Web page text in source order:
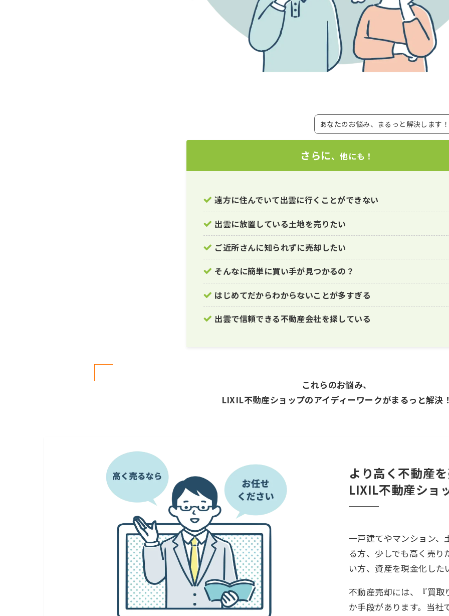
あなたのお悩み、まるっと解決します！
さらに、他にも！
遠方に住んでいて出雲に行くことができない
出雲に放置している土地を売りたい
ご近所さんに知られずに売却したい
そんなに簡単に買い手が見つかるの？
はじめてだからわからないことが多すぎる
出雲で信頼できる不動産会社を探している
これらのお悩み、
LIXIL不動産ショップのアイディーワークがまるっと解決
より高く不動産
LIXIL不動産ショ
一戸建てやマンション
る方、少しでも高く売
い方、資産を現金化し
不動産売却には、『買
か手段があります。当